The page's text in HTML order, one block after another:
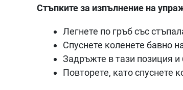
Стъпките за изпълнение на
Легнете по гръб със
Спуснете коленете бавно
Задръжте в тази позиция
Повторете, като спуснете